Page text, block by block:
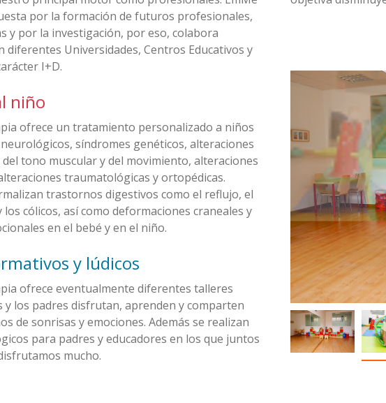
por la formación de futuros profesionales,
y por la investigación, por eso, colabora
diferentes Universidades, Centros Educativos y
I+D.
niño
ofrece un tratamiento personalizado a niños
síndromes genéticos, alteraciones
tono muscular y del movimiento, alteraciones
traumatológicas y ortopédicas.
trastornos digestivos como el reflujo, el
cólicos, así como deformaciones craneales y
en el bebé y en el niño.
y lúdicos
ofrece eventualmente diferentes talleres
y los padres disfrutan, aprenden y comparten
de sonrisas y emociones. Además se realizan
para padres y educadores en los que juntos
mucho.